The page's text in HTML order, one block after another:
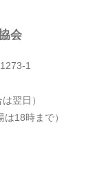
会
1
翌日）
18時まで）